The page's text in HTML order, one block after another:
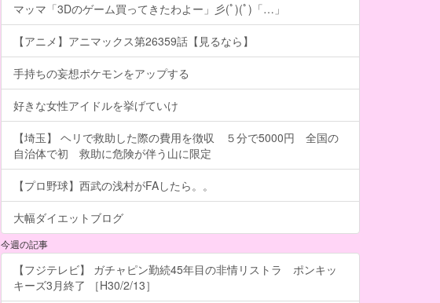
マッマ「3Dのゲーム買ってきたわよー」彡(ﾟ)(ﾟ)「…」
【アニメ】アニマックス第26359話【見るなら】
手持ちの妄想ポケモンをアップする
好きな女性アイドルを挙げていけ
【埼玉】 ヘリで救助した際の費用を徴収 ５分で5000円 全国の
自治体で初 救助に危険が伴う山に限定
【プロ野球】西武の浅村がFAしたら。。
大幅ダイエットブログ
今週の記事
【フジテレビ】 ガチャピン勤続45年目の非情リストラ ポンキッ
キーズ3月終了 ［H30/2/13］